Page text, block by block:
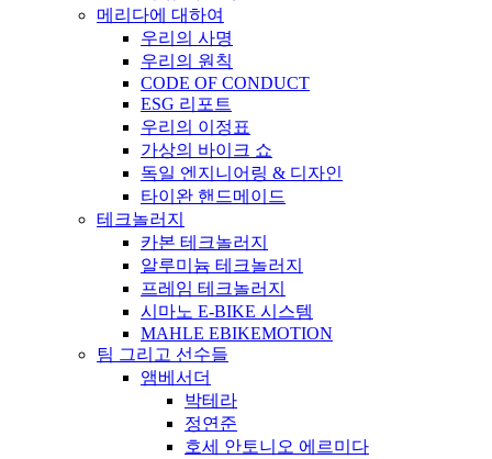
메리다에 대하여
우리의 사명
우리의 원칙
CODE OF CONDUCT
ESG 리포트
우리의 이정표
가상의 바이크 쇼
독일 엔지니어링 & 디자인
타이완 핸드메이드
테크놀러지
카본 테크놀러지
알루미늄 테크놀러지
프레임 테크놀러지
시마노 E-BIKE 시스템
MAHLE EBIKEMOTION
팀 그리고 선수들
앰베서더
박테라
정연준
호세 안토니오 에르미다